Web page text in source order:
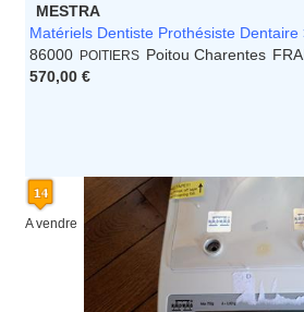
MESTRA
Matériels Dentiste Prothésiste Dentaire
86000
POITIERS Poitou Charentes
570,00 €
A vendre